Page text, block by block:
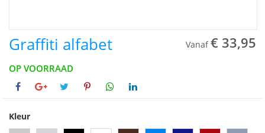
Graffiti alfabet Vanaf € 33,95
OP VOORRAAD
Kleur